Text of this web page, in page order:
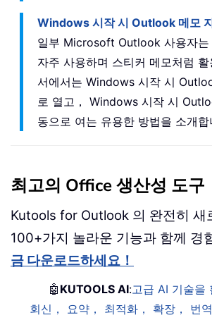
Windows 시작 시 Outlook 메모
일부 Microsoft Outlook 사용자
자주 사용하며 스티커 메모처럼
서에서는 Windows 시작 시
로 열고， Windows 시작 시
동으로 여는 유용한 방법을 소개합
최고의 Office 생산성 도구
Kutools for Outlook 의 완전히 새
100+가지 놀라운 기능과 함께 경
금 다운로드하세요！
🤖 KUTOOLS AI:고급 AI 기술을
회신， 요약， 최적화， 확장， 번